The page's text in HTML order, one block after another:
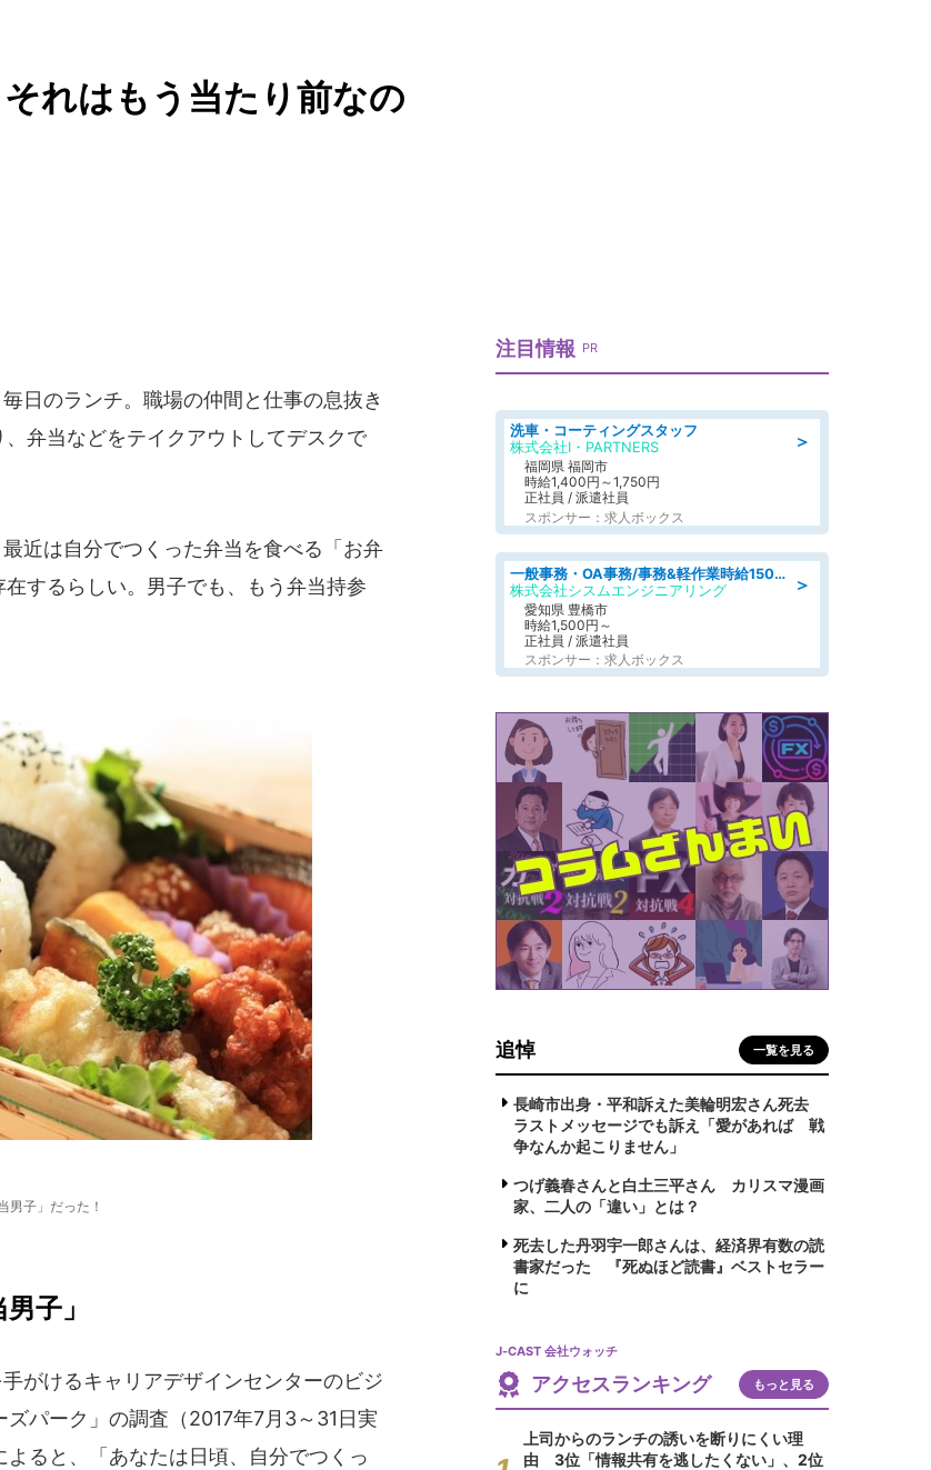
れはもう当たり前なの
日のランチ。職場の仲間と仕事の息抜き
弁当などをテイクアウトしてデスクで
近は自分でつくった弁当を食べる「お弁
するらしい。男子でも、もう弁当持参
男子」だった！
子」
がけるキャリアデザインセンターのビジ
パーク」の調査（2017年7月3～31日実
ると、「あなたは日頃、自分でつくっ
注目情報 PR
＞
洗車・コーティングスタッフ
株式会社I・PARTNERS
福岡県 福岡市
時給1,400円～1,750円
正社員 / 派遣社員
スポンサー：求人ボックス
＞
一般事務・OA事務/事務&軽作業時給1500円土日祝休み各種社保完備
株式会社シスムエンジニアリング
愛知県 豊橋市
時給1,500円～
正社員 / 派遣社員
スポンサー：求人ボックス
追悼 一覧を見る
長崎市出身・平和訴えた美輪明宏さん死去
ラストメッセージでも訴え「愛があれば 戦
争なんか起こりません」
つげ義春さんと白土三平さん カリスマ漫画
家、二人の「違い」とは？
死去した丹羽宇一郎さんは、経済界有数の読
書家だった 『死ぬほど読書』ベストセラー
に
J-CAST 会社ウォッチ
アクセスランキング もっと見る
上司からのランチの誘いを断りにくい理
由 3位「情報共有を逃したくない」、2位